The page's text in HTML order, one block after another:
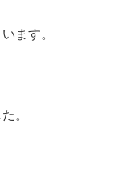
ます。
。